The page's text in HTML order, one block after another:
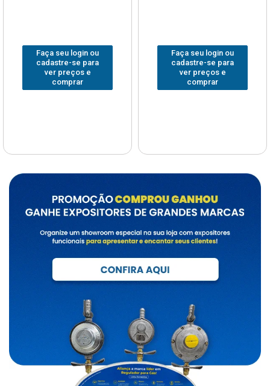
Faça seu login ou
cadastre-se para
ver preços e
comprar
Faça seu login ou
cadastre-se para
ver preços e
comprar